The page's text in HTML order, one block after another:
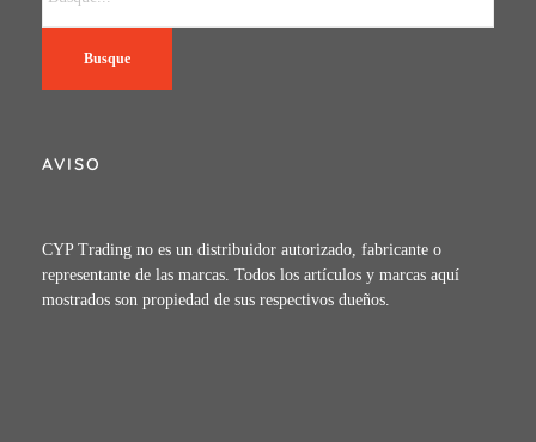
Busque
AVISO
CYP Trading no es un distribuidor autorizado, fabricante o
representante de las marcas. Todos los artículos y marcas aquí
mostrados son propiedad de sus respectivos dueños.